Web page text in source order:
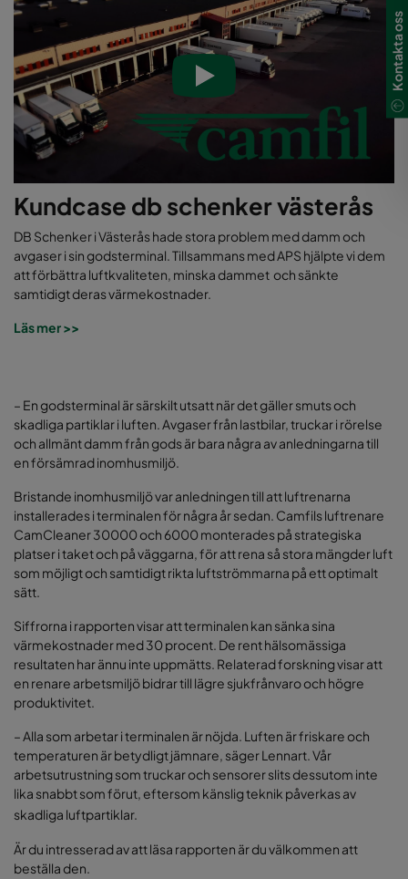
Kundcase db schenker västerås
DB Schenker i Västerås hade stora problem med damm och
avgaser i sin godsterminal. Tillsammans med APS hjälpte vi dem
att förbättra luftkvaliteten, minska dammet och sänkte
samtidigt deras värmekostnader.
Läs mer >>
– En godsterminal är särskilt utsatt när det gäller smuts och
skadliga partiklar i luften. Avgaser från lastbilar, truckar i rörelse
och allmänt damm från gods är bara några av anledningarna till
en försämrad inomhusmiljö.
Bristande inomhusmiljö var anledningen till att luftrenarna
installerades i terminalen för några år sedan. Camfils luftrenare
CamCleaner 30000 och 6000 monterades på strategiska
platser i taket och på väggarna, för att rena så stora mängder luft
som möjligt och samtidigt rikta luftströmmarna på ett optimalt
sätt.
Siffrorna i rapporten visar att terminalen kan sänka sina
värmekostnader med 30 procent. De rent hälsomässiga
resultaten har ännu inte uppmätts. Relaterad forskning visar att
en renare arbetsmiljö bidrar till lägre sjukfrånvaro och högre
produktivitet.
– Alla som arbetar i terminalen är nöjda. Luften är friskare och
temperaturen är betydligt jämnare, säger Lennart. Vår
arbetsutrustning som truckar och sensorer slits dessutom inte
lika snabbt som förut, eftersom känslig teknik påverkas av
skadliga luftpartiklar.
Är du intresserad av att läsa rapporten är du välkommen att
beställa den.
Kontakta oss